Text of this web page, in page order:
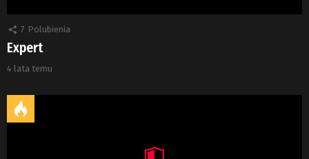
7 Polubienia
Expert
4 lata temu